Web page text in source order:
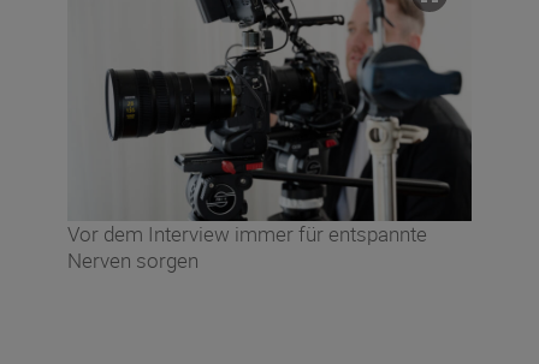
Vor dem Interview immer für entspannte
Nerven sorgen